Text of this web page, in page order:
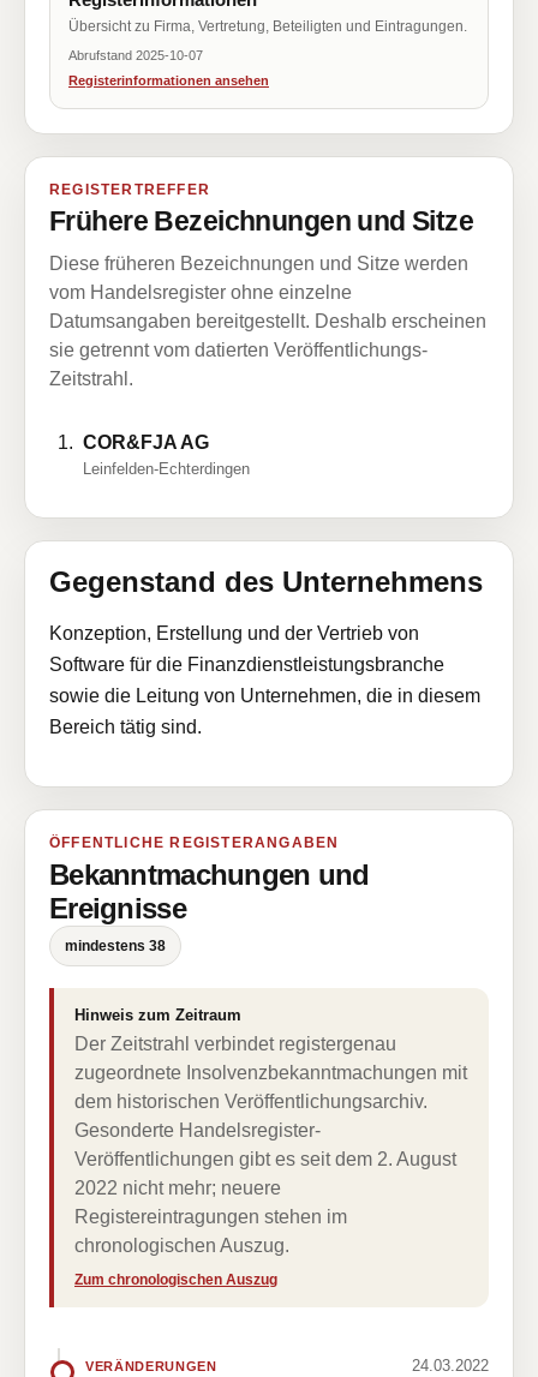
Übersicht zu Firma, Vertretung, Beteiligten und Eintragungen.
Abrufstand 2025-10-07
Registerinformationen ansehen
REGISTERTREFFER
Frühere Bezeichnungen und Sitze
Diese früheren Bezeichnungen und Sitze werden
vom Handelsregister ohne einzelne
Datumsangaben bereitgestellt. Deshalb erscheinen
sie getrennt vom datierten Veröffentlichungs-
Zeitstrahl.
COR&FJA AG
Leinfelden-Echterdingen
Gegenstand des Unternehmens
Konzeption, Erstellung und der Vertrieb von
Software für die Finanzdienstleistungsbranche
sowie die Leitung von Unternehmen, die in diesem
Bereich tätig sind.
ÖFFENTLICHE REGISTERANGABEN
Bekanntmachungen und
Ereignisse
mindestens 38
Hinweis zum Zeitraum
Der Zeitstrahl verbindet registergenau
zugeordnete Insolvenzbekanntmachungen mit
dem historischen Veröffentlichungsarchiv.
Gesonderte Handelsregister-
Veröffentlichungen gibt es seit dem 2. August
2022 nicht mehr; neuere
Registereintragungen stehen im
chronologischen Auszug.
Zum chronologischen Auszug
VERÄNDERUNGEN 24.03.2022